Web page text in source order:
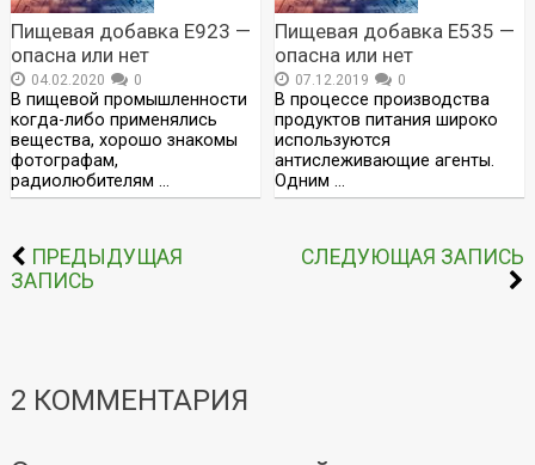
Пищевая добавка Е923 —
опасна или нет
04.02.2020 0
В пищевой промышленности
когда-либо применялись
вещества, хорошо знакомы
фотографам,
радиолюбителям …
Пищевая добавка Е535 —
опасна или нет
07.12.2019 0
В процессе производства
продуктов питания широко
используются
антислеживающие агенты.
Одним …
ПРЕДЫДУЩАЯ
ЗАПИСЬ
СЛЕДУЮЩАЯ ЗАПИСЬ
2 КОММЕНТАРИЯ